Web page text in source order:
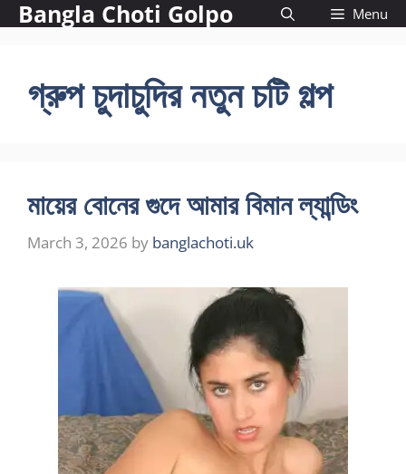
Skip
to
Bangla Choti Golpo Menu
গ্রুপ চুদাচুদির নতুন চটি গল্প
মায়ের বোনের গুদে আমার বিমান ল্যান্ডিং
March 3, 2026 by banglachoti.uk